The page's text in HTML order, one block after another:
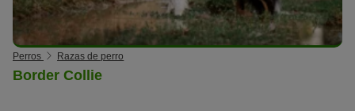
Perros Razas de perro
Border Collie